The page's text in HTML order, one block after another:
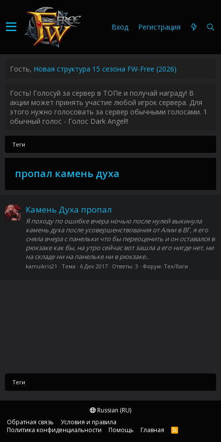
Вход Регистрация
Гость, Новая структура 15 сезона FW-Free (2026)
Гость! Голосуй за сервер в ТОПе и получай награду! В
акции может принять участие любой игрок сервера. Для
этого нужно голосовать за сервер обычными голосами. 1
обычный голос - Голос Dark Angel!!
Теги
пропал камень духа
Камень Духа пропал
Я походу по ошибке вчера ночью после нулей выкинула
камень духа после усовершенствования от Алии в ВГ, я его
сняла вчера с панельки что бы переоценить и он оставался в
рюкзаке как бы, на утро сейчас вот зашла а его нигде нет, ни
на складе ни на панельке ни в рюкзаке..
kamuikris21 Тема 6 Дек 2017 Ответы: 3 Форум: Тех/баги
Теги
Russian (RU)
Обратная связь
Условия и правила
Политика конфиденциальности
Помощь Главная
R
S